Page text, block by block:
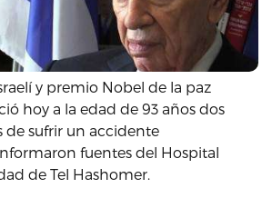
y premio Nobel de la paz
hoy a la edad de 93 años dos
de sufrir un accidente
fuentes del Hospital
de Tel Hashomer.